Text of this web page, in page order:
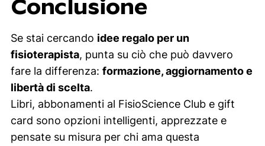
Conclusione
Se stai cercando idee regalo per un
fisioterapista, punta su ciò che può davvero
fare la differenza: formazione, aggiornamento e
libertà di scelta.
Libri, abbonamenti al FisioScience Club e gift
card sono opzioni intelligenti, apprezzate e
pensate su misura per chi ama questa